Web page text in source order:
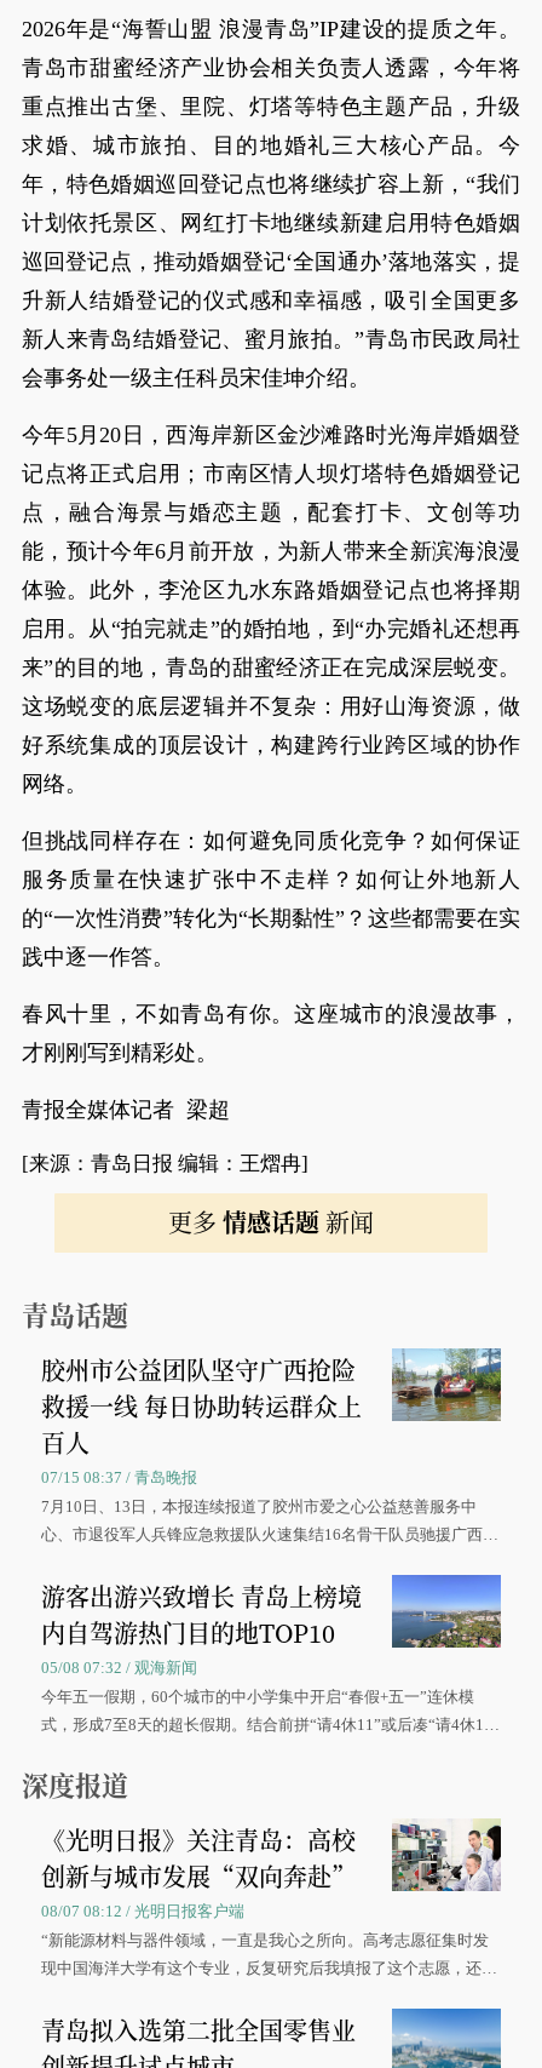
2026年是“海誓山盟 浪漫青岛”IP建设的提质之年。
青岛市甜蜜经济产业协会相关负责人透露，今年将
重点推出古堡、里院、灯塔等特色主题产品，升级
求婚、城市旅拍、目的地婚礼三大核心产品。今
年，特色婚姻巡回登记点也将继续扩容上新，“我们
计划依托景区、网红打卡地继续新建启用特色婚姻
巡回登记点，推动婚姻登记‘全国通办’落地落实，提
升新人结婚登记的仪式感和幸福感，吸引全国更多
新人来青岛结婚登记、蜜月旅拍。”青岛市民政局社
会事务处一级主任科员宋佳坤介绍。
今年5月20日，西海岸新区金沙滩路时光海岸婚姻登
记点将正式启用；市南区情人坝灯塔特色婚姻登记
点，融合海景与婚恋主题，配套打卡、文创等功
能，预计今年6月前开放，为新人带来全新滨海浪漫
体验。此外，李沧区九水东路婚姻登记点也将择期
启用。从“拍完就走”的婚拍地，到“办完婚礼还想再
来”的目的地，青岛的甜蜜经济正在完成深层蜕变。
这场蜕变的底层逻辑并不复杂：用好山海资源，做
好系统集成的顶层设计，构建跨行业跨区域的协作
网络。
但挑战同样存在：如何避免同质化竞争？如何保证
服务质量在快速扩张中不走样？如何让外地新人
的“一次性消费”转化为“长期黏性”？这些都需要在实
践中逐一作答。
春风十里，不如青岛有你。这座城市的浪漫故事，
才刚刚写到精彩处。
青报全媒体记者 梁超
[来源：青岛日报 编辑：王熠冉]
更多 情感话题新闻
青岛话题
胶州市公益团队坚守广西抢险
救援一线 每日协助转运群众上
百人
07/15 08:37 / 青岛晚报
7月10日、13日，本报连续报道了胶州市爱之心公益慈善服务中
心、市退役军人兵锋应急救援队火速集结16名骨干队员驰援广西灾
游客出游兴致增长 青岛上榜境
内自驾游热门目的地TOP10
05/08 07:32 / 观海新闻
今年五一假期，60个城市的中小学集中开启“春假+五一”连休模
式，形成7至8天的超长假期。结合前拼“请4休11”或后凑“请4休1
深度报道
《光明日报》关注青岛：高校
创新与城市发展“双向奔赴”
08/07 08:12 / 光明日报客户端
“新能源材料与器件领域，一直是我心之所向。高考志愿征集时发
现中国海洋大学有这个专业，反复研究后我填报了这个志愿，还真
大学材料科学与工程学院材料类专业的录取通知书。
青岛拟入选第二批全国零售业